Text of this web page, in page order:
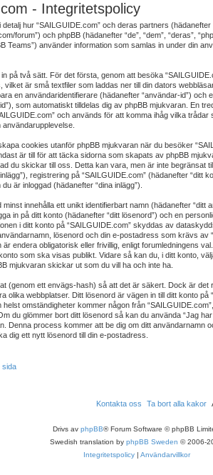
- Integritetspolicy
hur “SAILGUIDE.com” och deras partners (hädanefter
forum”) och phpBB (hädanefter “de”, “dem”, “deras”,
Teams”) använder information som samlas in under din
på två sätt. För det första, genom att besöka
vilket är små textfiler som laddas ner till din dators
en användaridentifierare (hädanefter “användar-id”) och
som automatiskt tilldelas dig av phpBB mjukvaran. En
och används för att komma ihåg vilka
cookies utanför phpBB mjukvaran när du besöker
är till för att täcka sidorna som skapats av phpBB
du skickar till oss. Detta kan vara, men är inte begränsat
registrering på “SAILGUIDE.com” (hädanefter “ditt
är inloggad (hädanefter “dina inlägg”).
minst innehålla ett unikt identifierbart namn (hädanefter “ditt
in på ditt konto (hädanefter “ditt lösenord”) och en
i ditt konto på “SAILGUIDE.com” skyddas av
lösenord och din e-postadress som krävs av
endera obligatorisk eller frivillig, enligt forumledningens
som ska visas publikt. Vidare så kan du, i ditt konto,
mjukvaran skickar ut som du vill ha och inte ha.
(genom ett envägs-hash) så att det är säkert. Dock är det
olika webbplatser. Ditt lösenord är vägen in till ditt konto på
omständigheter kommer någon från
du glömmer bort ditt lösenord så kan du använda “Jag
Denna process kommer att be dig om ditt användarnamn
dig ett nytt lösenord till din e-postadress.
sida
Ta bort alla kakor
Kontakta oss
Drivs av phpBB® Forum Software © phpBB
Swedish translation by phpBB Sweden © 2006-
Integritetspolicy | Användarvillkor